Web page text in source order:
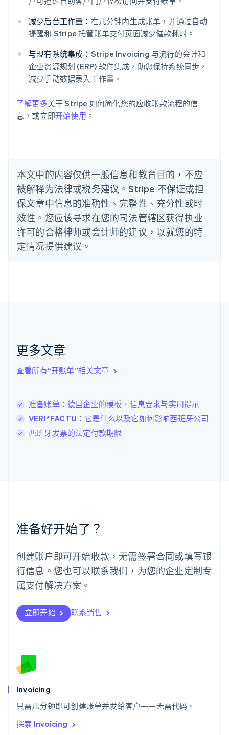
减少后台工作量： 在几分钟内生成账单，并通过自动
提醒和 Stripe 托管账单支付页面减少催款耗时。
与现有系统集成： Stripe Invoicing 与流行的会计和
企业资源规划 (ERP) 软件集成，助您保持系统同步，
减少手动数据录入工作量。
了解更多关于 Stripe 如何简化您的应收账款流程的信
息，或立即开始使用 。
本文中的内容仅供一般信息和教育目的，不应
被解释为法律或税务建议。Stripe 不保证或担
保文章中信息的准确性、完整性、充分性或时
效性。您应该寻求在您的司法管辖区获得执业
许可的合格律师或会计师的建议，以就您的特
定情况提供建议。
更多文章
查看所有“开账单”相关文章
准备账单：德国企业的模板、信息要求与实用提示
VERI*FACTU：它是什么以及它如何影响西班牙公司
西班牙发票的法定付款期限
准备好开始了？
创建账户即可开始收款，无需签署合同或填写银
行信息。您也可以联系我们，为您的企业定制专
属支付解决方案。
立即开始 联系销售
Invoicing
只需几分钟即可创建账单并发给客户——无需代码。
探索 Invoicing
English
爱沙尼亚
English
奥地利
澳大利亚
English
巴西
保加利亚
English
比利时
丹麦
English
德国
DeutschEnglish
法国
Français English
芬兰
English Svenska
荷兰
立陶宛
列支敦士登
FrançaisDeutschEnglish
罗马尼亚
English
马尔他
English
葡萄牙
日本
日本語English
瑞典
SvenskaEnglish
Deutsch FrançaisItaliano English
塞浦路斯
English
ไทยEnglish
希腊
English
西班牙